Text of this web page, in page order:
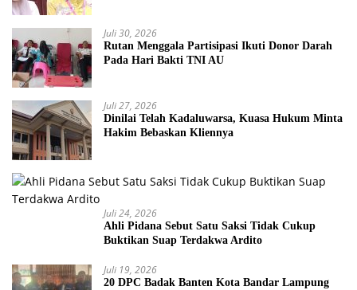
Juli 30, 2026
Rutan Menggala Partisipasi Ikuti Donor Darah
Pada Hari Bakti TNI AU
Juli 27, 2026
Dinilai Telah Kadaluwarsa, Kuasa Hukum Minta
Hakim Bebaskan Kliennya
Juli 24, 2026
Ahli Pidana Sebut Satu Saksi Tidak Cukup
Buktikan Suap Terdakwa Ardito
Juli 19, 2026
20 DPC Badak Banten Kota Bandar Lampung